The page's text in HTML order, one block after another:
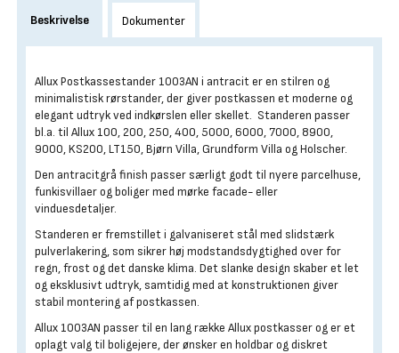
Beskrivelse Dokumenter
Allux Postkassestander 1003AN i antracit er en stilren og
minimalistisk rørstander, der giver postkassen et moderne og
elegant udtryk ved indkørslen eller skellet. Standeren passer
bl.a. til Allux 100, 200, 250, 400, 5000, 6000, 7000, 8900,
9000, KS200, LT150, Bjørn Villa, Grundform Villa og Holscher.
Den antracitgrå finish passer særligt godt til nyere parcelhuse,
funkisvillaer og boliger med mørke facade- eller
vinduesdetaljer.
Standeren er fremstillet i galvaniseret stål med slidstærk
pulverlakering, som sikrer høj modstandsdygtighed over for
regn, frost og det danske klima. Det slanke design skaber et let
og eksklusivt udtryk, samtidig med at konstruktionen giver
stabil montering af postkassen.
Allux 1003AN passer til en lang række Allux postkasser og er et
oplagt valg til boligejere, der ønsker en holdbar og diskret